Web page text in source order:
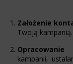
Założenie
Twoją kampanią.
Opracowanie
kampanii,